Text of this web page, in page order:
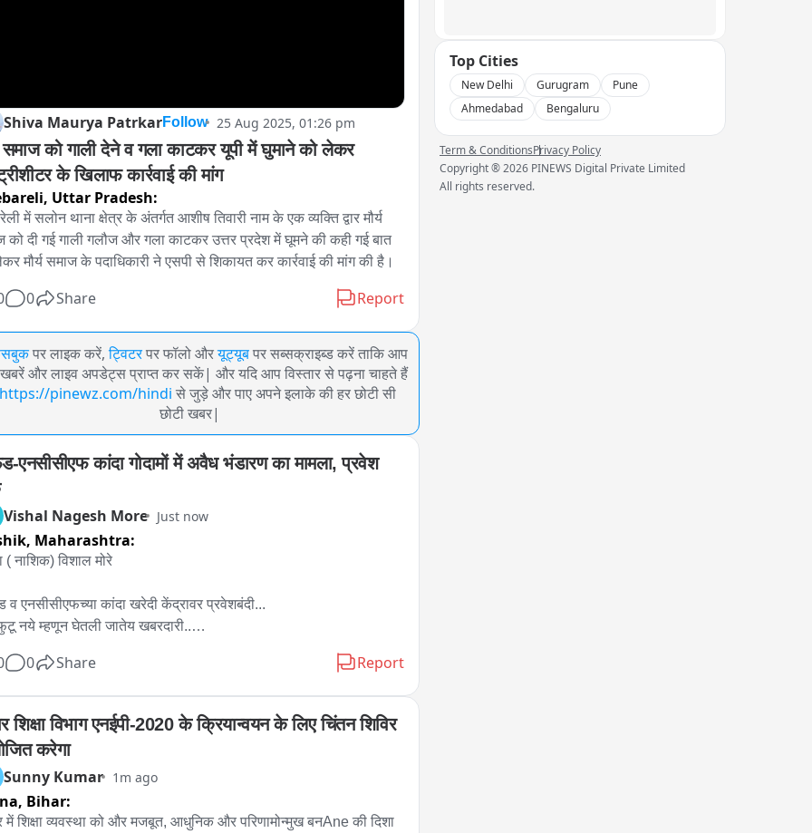
Shiva Maurya PatrkarFollow 25 Aug 2025, 01:26 pm
समाज को गाली देने व गला काटकर यूपी में घुमाने को लेकर
के खिलाफ कार्रवाई की मांग
Uttar Pradesh:
में सलोन थाना क्षेत्र के अंतर्गत आशीष तिवारी नाम के एक व्यक्ति द्वार मौर्य
को दी गई गाली गलौज और गला काटकर उत्तर प्रदेश में घूमने की कही गई बात
मौर्य समाज के पदाधिकारी ने एसपी से शिकायत कर कार्रवाई की मांग की है।
0 Share Report
पर लाइक करें, ट्विटर पर फॉलो औरयूट्यूब पर सब्सक्राइब्ड करें ताकि आप
खबरें और लाइव अपडेट्स प्राप्त कर सकें| और यदि आप विस्तार से पढ़ना चाहते हैं
https://pinewz.com/hindi से जुड़े और पाए अपने इलाके की हर छोटी सी
छोटी खबर|
एनसीसीएफ कांदा गोदामों में अवैध भंडारण का मामला, प्रवेश
Vishal Nagesh More Just now
Maharashtra:
( नाशिक) विशाल मोरे
व एनसीसीएफच्या कांदा खरेदी केंद्रावर प्रवेशबंदी...
नये म्हणून घेतली जातेय खबरदारी..
उमराणा व चांदवड येथील नाफेड व एनसीसीएफ गोदामावर निकृष्ट व हलक्या
बिंग फुटू नये यासाठी खबरदारी घेतली जात असून, कांदा साठवणूक केलेले
कुलूपबंद करण्यात आली असून, कोणालाही आतमध्ये प्रवेश दिला जात नाहीये.
करून माध्यम प्रतिनिधींना अजिबात आतमध्ये एन्ट्री दिली जात नाही. एवढेच काय
प्रशासनातील सनदी अधिकाऱ्यांना या ठिकाणी प्रवेश येत नसल्याचे
वखार महामंडळाचे अधिकारी सांगताहेत.
0 Share Report
शिक्षा विभाग एनईपी-2020 के क्रियान्वयन के लिए चिंतन शिविर
करेगा
Sunny Kumar 1m ago
Bihar:
में शिक्षा व्यवस्था को और मजबूत, आधुनिक और परिणामोन्मुख बनAne की दिशा
Top Cities
New Delhi Gurugram
Pune
Ahmedabad
Bengaluru
Term & ConditionsPrivacy Policy
Copyright ®2026 PINEWS Digital Private Limited
All rights reserved.